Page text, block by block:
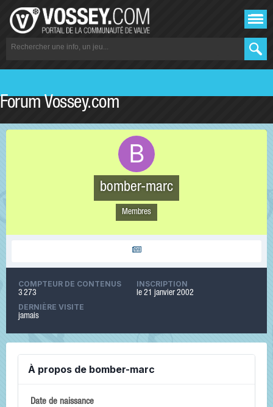
Forum Vossey.com
bomber-marc
Membres
COMPTEUR DE CONTENUS
3 273
INSCRIPTION
le 21 janvier 2002
DERNIÈRE VISITE
jamais
À propos de bomber-marc
Date de naissance